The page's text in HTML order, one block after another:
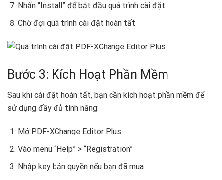
Nhấn “Install” để bắt đầu quá trình cài đặt
Chờ đợi quá trình cài đặt hoàn tất
Bước 3: Kích Hoạt Phần Mềm
Sau khi cài đặt hoàn tất, bạn cần kích hoạt phần mềm để
sử dụng đầy đủ tính năng:
Mở PDF-XChange Editor Plus
Vào menu “Help” > “Registration”
Nhập key bản quyền nếu bạn đã mua